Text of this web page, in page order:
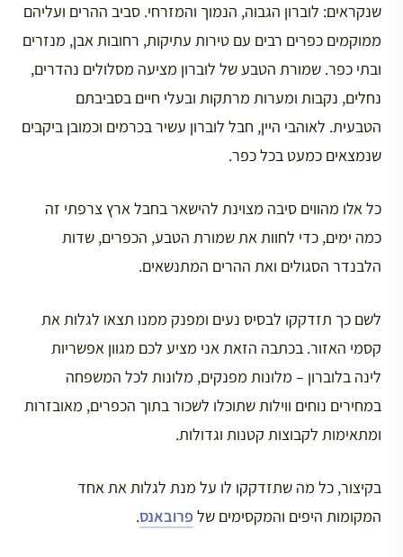
שנקראים: לוברון הגבוה, הנמוך והמזרחי. סביב ההרים ועליהם
ממוקמים כפרים רבים עם טירות עתיקות, רחובות אבן, מנזרים
ובתי כפר. שמורת הטבע של לוברון מציעה מסלולים נהדרים,
נחלים, נקבות ומערות מרתקות ובעלי חיים בסביבתם
הטבעית. לאוהבי היין, חבל לוברון עשיר בכרמים וכמובן ביקבים
שנמצאים כמעט בכל כפר.
כל אלו מהווים סיבה מצוינת להישאר בחבל ארץ צרפתי זה
כמה ימים, כדי לחוות את שמורת הטבע, הכפרים, שדות
הלבנדר הסגולים ואת ההרים המתנשאים.
לשם כך תזדקקו לבסיס נעים ומפנק ממנו תצאו לגלות את
קסמי האזור. בכתבה הזאת אני מציע לכם מגוון אפשריות
לינה בלוברון – מלונות מפנקים, מלונות לכל המשפחה
במחירים נוחים ווילות שתוכלו לשכור בתוך הכפרים, מאובזרות
ומתאימות לקבוצות קטנות וגדולות.
בקיצור, כל מה שתזדקקו לו על מנת לגלות את אחד
המקומות היפים והמקסימים של פרובאנס.